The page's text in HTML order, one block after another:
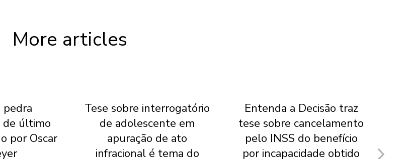
More articles
pedra
último
por Oscar
Tese sobre interrogatório
de adolescente em
apuração de ato
infracional é tema do
Entenda a Decisão traz
tese sobre cancelamento
pelo INSS do benefício
por incapacidade obtido